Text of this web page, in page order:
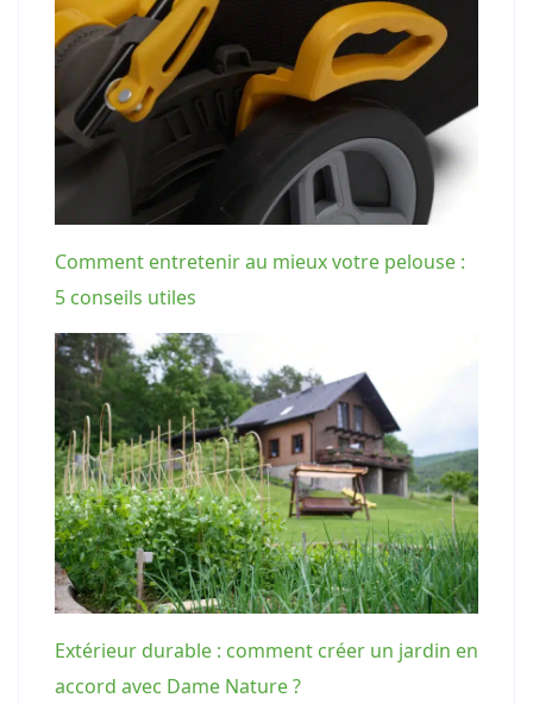
Comment entretenir au mieux votre pelouse :
5 conseils utiles
Extérieur durable : comment créer un jardin en
accord avec Dame Nature ?